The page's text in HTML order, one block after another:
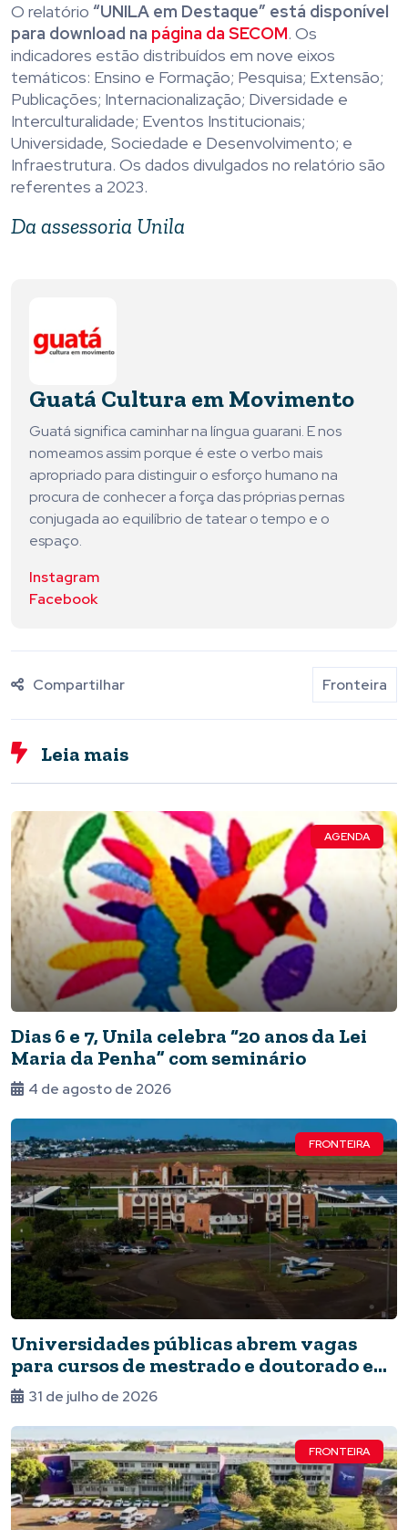
O relatório “UNILA em Destaque” está disponível
para download na página da SECOM. Os
indicadores estão distribuídos em nove eixos
temáticos: Ensino e Formação; Pesquisa; Extensão;
Publicações; Internacionalização; Diversidade e
Interculturalidade; Eventos Institucionais;
Universidade, Sociedade e Desenvolvimento; e
Infraestrutura. Os dados divulgados no relatório são
referentes a 2023.
Da assessoria Unila
Guatá Cultura em Movimento
Guatá significa caminhar na língua guarani. E nos
nomeamos assim porque é este o verbo mais
apropriado para distinguir o esforço humano na
procura de conhecer a força das próprias pernas
conjugada ao equilíbrio de tatear o tempo e o
espaço.
Instagram
Facebook
Compartilhar Fronteira
Leia mais
AGENDA
Dias 6 e 7, Unila celebra “20 anos da Lei
Maria da Penha” com seminário
4 de agosto de 2026
FRONTEIRA
Universidades públicas abrem vagas
para cursos de mestrado e doutorado em
Foz31 de julho de 2026
FRONTEIRA